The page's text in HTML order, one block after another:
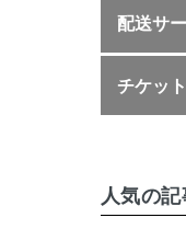
配送サ
チケッ
人気の